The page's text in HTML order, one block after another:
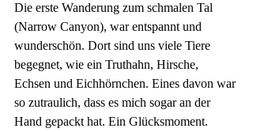
Die erste Wanderung zum schmalen Tal
(Narrow Canyon), war entspannt und
wunderschön. Dort sind uns viele Tiere
begegnet, wie ein Truthahn, Hirsche,
Echsen und Eichhörnchen. Eines davon war
so zutraulich, dass es mich sogar an der
Hand gepackt hat. Ein Glücksmoment.